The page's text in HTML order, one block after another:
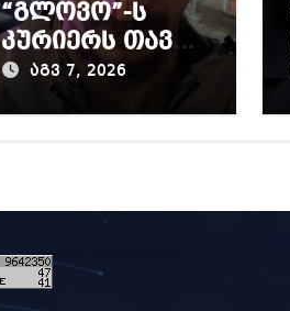
“გლოვო”-ს
კურიერს თავს
დაესხნენ
აგვ 7, 2026